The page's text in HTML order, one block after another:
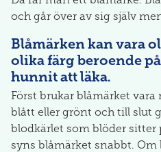
och går över av sig själv
Blåmärken kan vara
olika färg beroende
hunnit att läka.
Först brukar blåmärket vara
blått eller grönt och till slut
blodkärlet som blöder sitter
syns blåmärket snabbt.